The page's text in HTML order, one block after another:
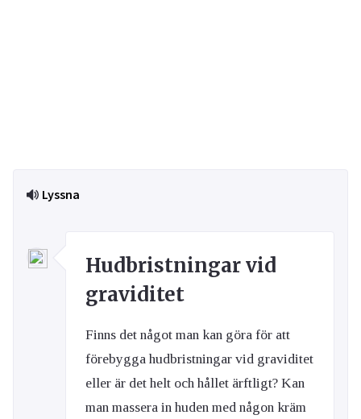
Lyssna
Hudbristningar vid
graviditet
Finns det något man kan göra för att
förebygga hudbristningar vid graviditet
eller är det helt och hållet ärftligt? Kan
man massera in huden med någon kräm